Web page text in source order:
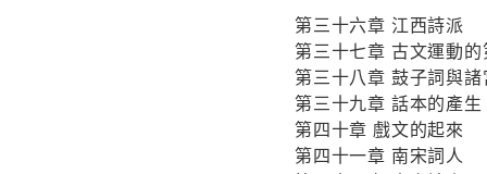
第三十六章 江西詩派
第三十七章 古文運動
第三十八章 鼓子詞與諸
第三十九章 話本的產生
第四十章 戲文的起來
第四十一章 南宋詞人